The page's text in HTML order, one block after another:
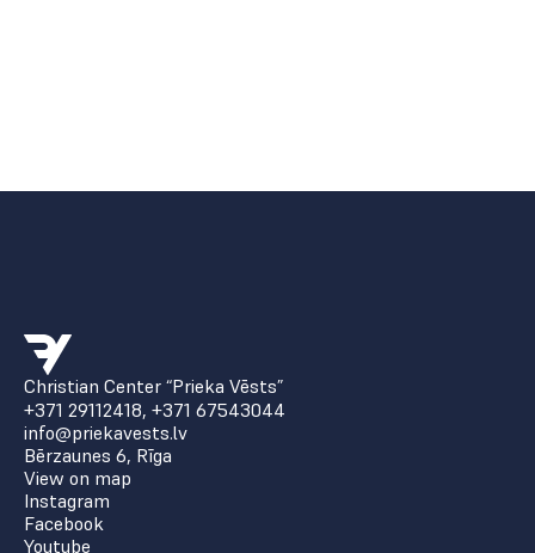
Christian Center “Prieka Vēsts”
+371 29112418, +371 67543044
info@priekavests.lv
Bērzaunes 6, Rīga
View on map
Instagram
Facebook
Youtube